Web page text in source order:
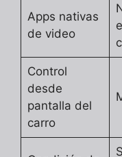
Apps nativas
de video
Control
desde
pantalla del
carro